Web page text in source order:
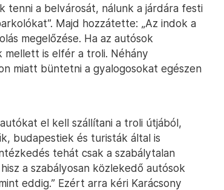
tenni a belvárosát, nálunk a járdára festi
Majd hozzátette: „Az indok a
megelőzése. Ha az autósok
mellett is elfér a troli. Néhány
miatt büntetni a gyalogosokat egészen
el kell szállítani a troli útjából,
budapestiek és turisták által is
tehát csak a szabálytalan
a szabályosan közlekedő autósok
eddig.” Ezért arra kéri Karácsony